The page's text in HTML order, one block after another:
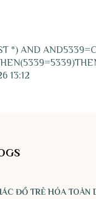
*) AND
13:12
ĐỒ TRẺ HÓA TOÀN